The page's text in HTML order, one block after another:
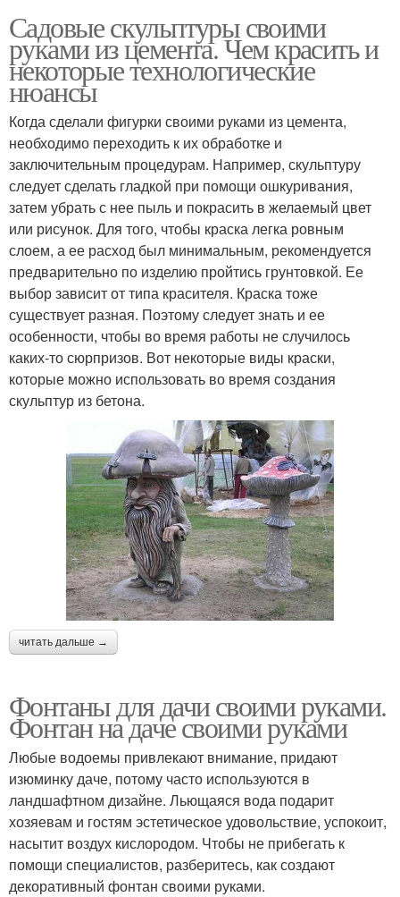
Садовые скульптуры своими
руками из цемента. Чем красить и
некоторые технологические
нюансы
Когда сделали фигурки своими руками из цемента,
необходимо переходить к их обработке и
заключительным процедурам. Например, скульптуру
следует сделать гладкой при помощи ошкуривания,
затем убрать с нее пыль и покрасить в желаемый цвет
или рисунок. Для того, чтобы краска легка ровным
слоем, а ее расход был минимальным, рекомендуется
предварительно по изделию пройтись грунтовкой. Ее
выбор зависит от типа красителя. Краска тоже
существует разная. Поэтому следует знать и ее
особенности, чтобы во время работы не случилось
каких-то сюрпризов. Вот некоторые виды краски,
которые можно использовать во время создания
скульптур из бетона.
читать дальше →
Фонтаны для дачи своими руками.
Фонтан на даче своими руками
Любые водоемы привлекают внимание, придают
изюминку даче, потому часто используются в
ландшафтном дизайне. Льющаяся вода подарит
хозяевам и гостям эстетическое удовольствие, успокоит,
насытит воздух кислородом. Чтобы не прибегать к
помощи специалистов, разберитесь, как создают
декоративный фонтан своими руками.